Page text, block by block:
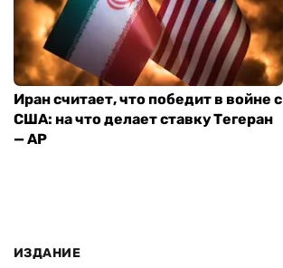
Иран считает, что победит в войне с
США: на что делает ставку Тегеран
— AP
ИЗДАНИЕ